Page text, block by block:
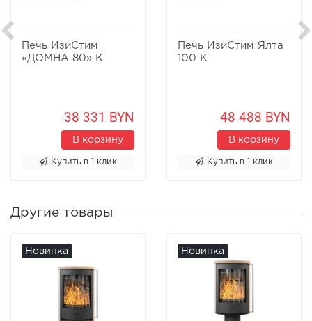
Печь ИзиСтим
«ДОМНА 80» К
38 331 BYN
В корзину
Купить в 1 клик
Печь ИзиСтим Ялта
100 К
48 488 BYN
В корзину
Купить в 1 клик
Другие товары
Новинка Новинка